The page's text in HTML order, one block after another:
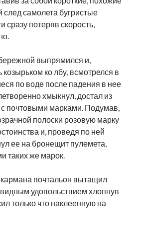
самолета бугристые
сразу потеряв скорость,
выпрямился и,
ко лбу, всмотрелся в
по воде после падения в нее
хмыкнул, достал из
с почтовыми марками. Подумав,
полоски розовую марку
и, проведя по ней
ее на бронещит пулемета,
таких же марок.
кармана почтальон вытащил
удовольствием хлопнув
только что наклеенную на